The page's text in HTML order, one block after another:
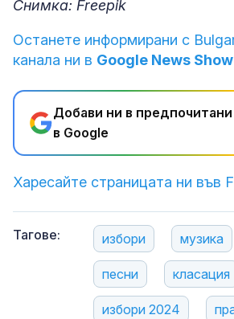
Снимка: Freepik
Останете информирани с
канала ни в Google News
Добави ни в
в Google
Харесайте страницата ни във
Тагове: избори музика
песни класация
избори 2024